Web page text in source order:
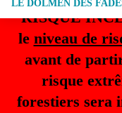
RISQUE
le niveau de
avant de
risque
forestiers sera
LE DOLMEN DES